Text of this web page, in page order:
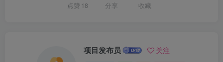
点赞 18 分享 收藏
项目发布员 关注